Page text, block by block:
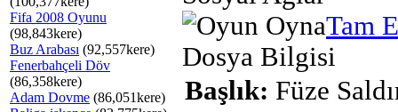
Fifa 2008 Oyunu
(98,843kere)
Buz Arabası (92,557kere)
Fenerbahçeli Döv
(86,358kere)
Adam Dovme (86,051kere)
Tam
Dosya Bilgisi
Başlık: Füze